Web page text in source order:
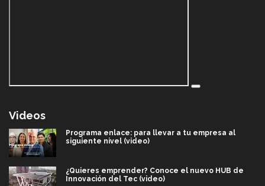
Videos
Programa enlace: para llevar a tu empresa al
siguiente nivel (video)
¿Quieres emprender? Conoce el nuevo HUB de
Innovación del Tec (video)